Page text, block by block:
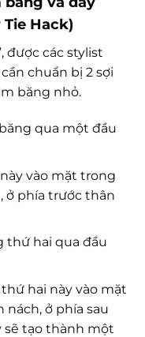
Hack)
được các stylist
chuẩn bị 2 sợi
băng nhỏ.
qua một đầu
vào mặt trong
ở phía trước thân
thứ hai qua đầu
hai này vào mặt
nách, ở phía sau
sẽ tạo thành một